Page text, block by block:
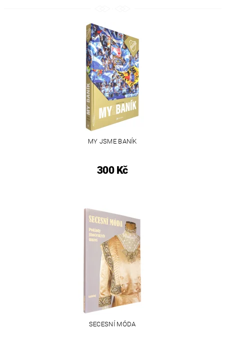
MY JSME BANÍK
300 Kč
SECESNÍ MÓDA